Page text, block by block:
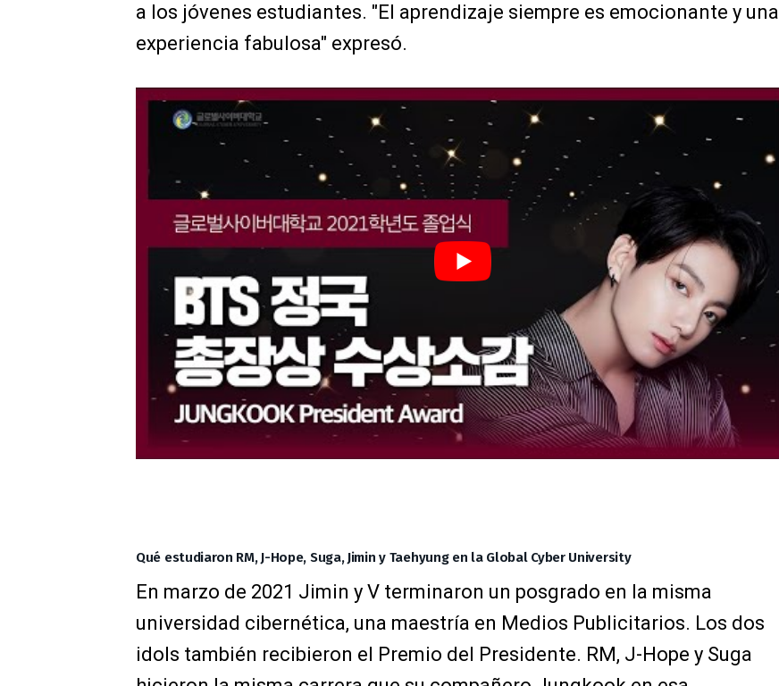
a los jóvenes estudiantes. "El aprendizaje siempre es emocionante y una
experiencia fabulosa" expresó.
Qué estudiaron RM, J-Hope, Suga, Jimin y Taehyung en la Global Cyber University
En marzo de 2021 Jimin y V terminaron un posgrado en la misma
universidad cibernética, una maestría en Medios Publicitarios. Los dos
idols también recibieron el Premio del Presidente. RM, J-Hope y Suga